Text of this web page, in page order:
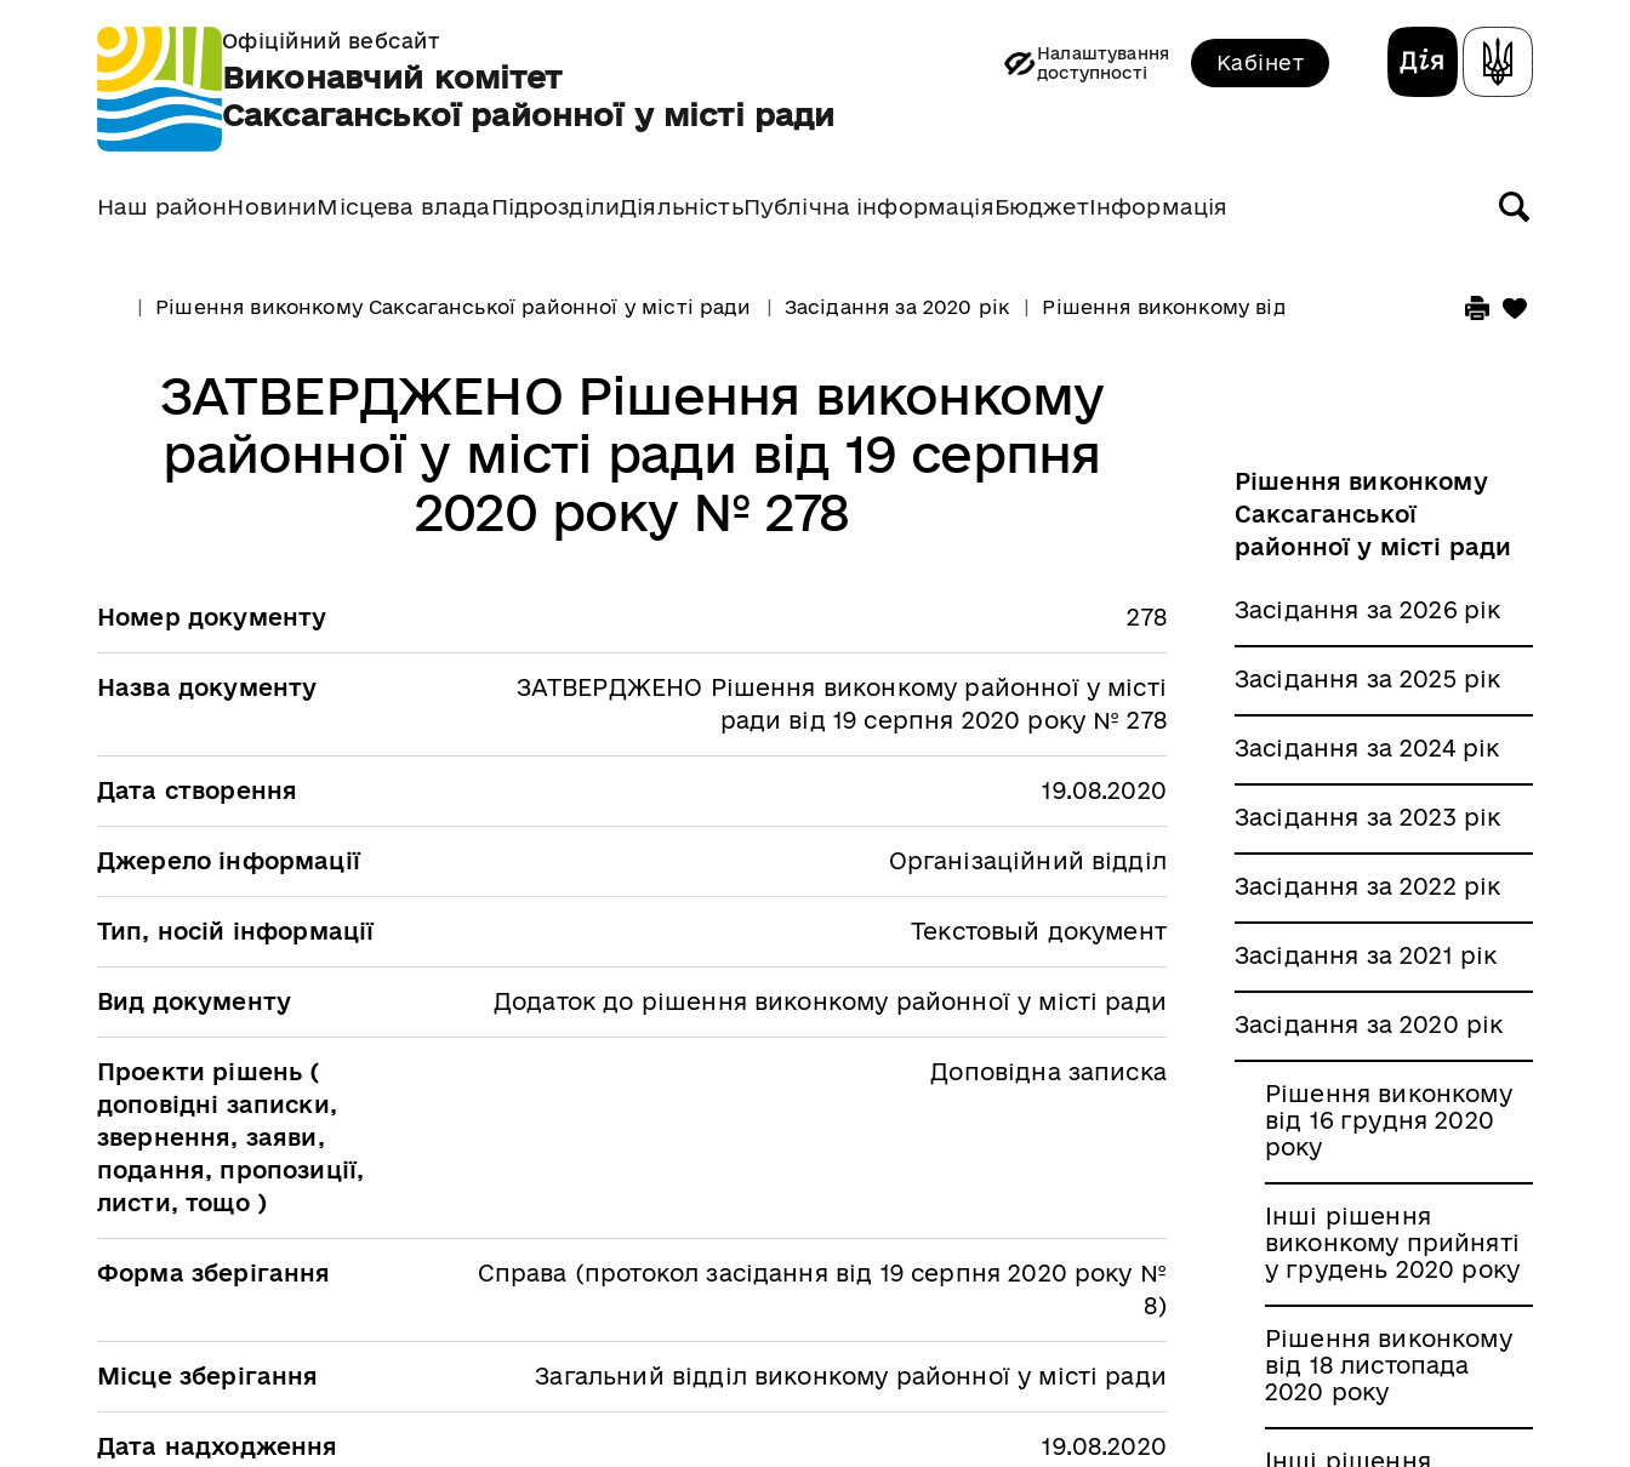
Офіційний вебсайт
Виконавчий комітет
Саксаганської районної у місті ради
Налаштування
доступності
Кабінет
Наш районНовиниМісцева влада ПідрозділиДіяльністьПублічна інформація БюджетІнформація
Рішення виконкому Саксаганської районної у місті ради Засідання за 2020 рік Рішення виконкому від 19 серпня 2020 року
ЗАТВЕРДЖЕНО Рішення виконкому
районної у місті ради від 19 серпня
2020 року № 278
Номер документу 278
Назва документу
ЗАТВЕРДЖЕНО Рішення виконкому районної у місті
ради від 19 серпня 2020 року № 278
Дата створення 19.08.2020
Джерело інформації Організаційний відділ
Тип, носій інформації Текстовый документ
Вид документу Додаток до рішення виконкому районної у місті ради
Проекти рішень (
доповідні записки,
звернення, заяви,
подання, пропозиції,
листи, тощо )
Доповідна записка
Форма зберігання
Справа (протокол засідання від 19 серпня 2020 року №
8)
Місце зберігання Загальний відділ виконкому районної у місті ради
Дата надходження 19.08.2020
Рішення виконкому
Саксаганської
районної у місті ради
Засідання за 2026 рік
Засідання за 2025 рік
Засідання за 2024 рік
Засідання за 2023 рік
Засідання за 2022 рік
Засідання за 2021 рік
Засідання за 2020 рік
Рішення виконкому
від 16 грудня 2020
року
Інші рішення
виконкому прийняті
у грудень 2020 року
Рішення виконкому
від 18 листопада
2020 року
Інші рішення